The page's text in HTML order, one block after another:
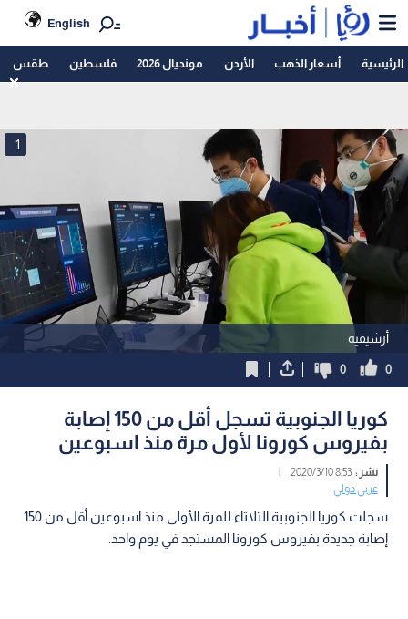
English
الرئيسية أسعار الذهب الأردن مونديال 2026 فلسطين طقس
أرشيفية
1
0
0
كوريا الجنوبية تسجل أقل من 150 إصابة
بفيروس كورونا لأول مرة منذ اسبوعين
نشر :8:53 2020/3/10
|
عربي دولي
سجلت كوريا الجنوبية الثلاثاء للمرة الأولى منذ اسبوعين أقل من 150
إصابة جديدة بفيروس كورونا المستجد في يوم واحد.